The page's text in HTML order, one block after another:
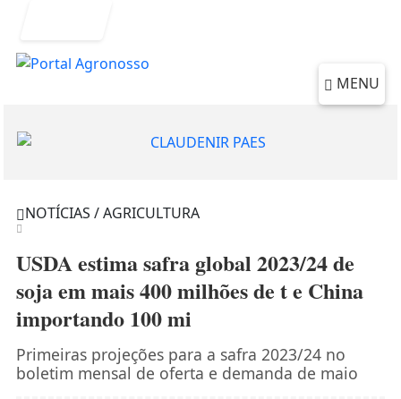
MENU
NOTÍCIAS / AGRICULTURA
USDA estima safra global 2023/24 de
soja em mais 400 milhões de t e China
importando 100 mi
Primeiras projeções para a safra 2023/24 no
boletim mensal de oferta e demanda de maio